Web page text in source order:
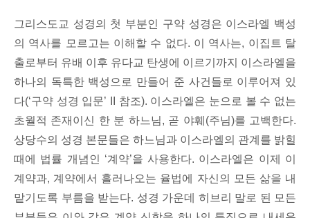
그리스도교 성경의 첫 부분인 구약 성경은 이스라엘 백성
의 역사를 모르고는 이해할 수 없다. 이 역사는, 이집트 탈
출로부터 유배 이후 유다교 탄생에 이르기까지 이스라엘을
하나의 독특한 백성으로 만들어 준 사건들로 이루어져 있
다(‘구약 성경 입문’ II 참조). 이스라엘은 눈으로 볼 수 없는
초월적 존재이신 한 분 하느님, 곧 야훼(주님)를 고백한다.
상당수의 성경 본문들은 하느님과 이스라엘의 관계를 밝힐
때에 법률 개념인 ‘계약’을 사용한다. 이스라엘은 이제 이
계약과, 계약에서 흘러나오는 율법에 자신의 모든 삶을 내
맡기도록 부름을 받는다. 성경 가운데 히브리 말로 된 모든